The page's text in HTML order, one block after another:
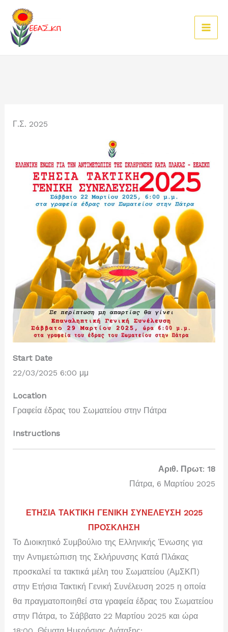
Μετάβαση
περιεχόμενο
Γ.Σ. 2025
Start Date
22/03/2025 6:00 μμ
Location
Γραφεία έδρας του Σωματείου στην Πάτρα
Instructions
Αριθ. Πρωτ:18
Πάτρα, 6 Μαρτίου 2025
ΕΤΗΣΙΑ ΤΑΚΤΙΚΗ ΓΕΝΙΚΗ ΣΥΝΕΛΕΥΣΗ 2025
ΠΡΟΣΚΛΗΣΗ
Το Διοικητικό Συμβούλιο της Ελληνικής Ένωσης για
την Αντιμετώπιση της Σκλήρυνσης Κατά Πλάκας
προσκαλεί τα τακτικά μέλη του Σωματείου (ΑμΣΚΠ)
στην Ετήσια Τακτική Γενική Συνέλευση 2025 η οποία
θα πραγματοποιηθεί στα γραφεία έδρας του Σωματείου
στην Πάτρα, τo Σάββατο 22 Μαρτίου 2025 και ώρα